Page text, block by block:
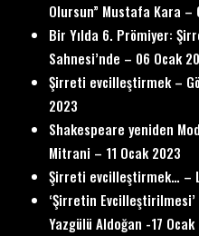
Olursun” Mustafa Kara –
Bir Yılda 6. Prömiyer:
Sahnesi’nde – 06 Ocak
Şirreti evcilleştirmek –
2023
Shakespeare yeniden
Mitrani – 11 Ocak 2023
Şirreti evcilleştirmek… –
‘Şirretin Evcilleştirilmesi’
Yazgülü Aldoğan -17